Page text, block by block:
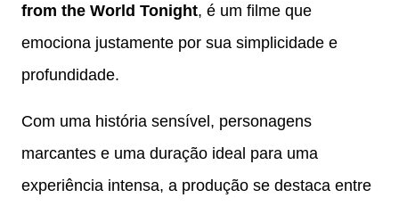
from the World Tonight, é um filme que
emociona justamente por sua simplicidade e
profundidade.
Com uma história sensível, personagens
marcantes e uma duração ideal para uma
experiência intensa, a produção se destaca entre